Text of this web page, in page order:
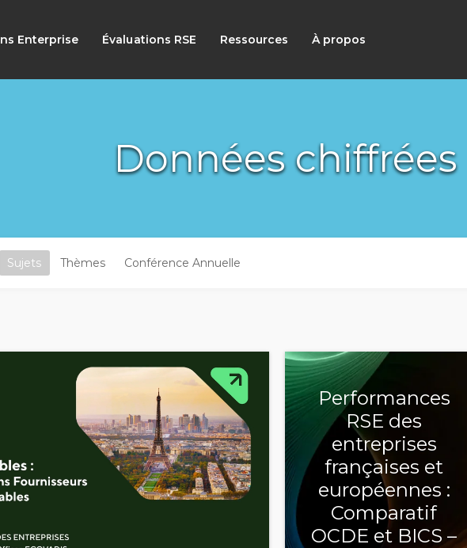
Enterprise Évaluations RSE Ressources À propos
Données chiffrées
Sujets Thèmes Conférence Annuelle
Performances
RSE des
entreprises
françaises et
européennes :
Comparatif
OCDE et BICS –